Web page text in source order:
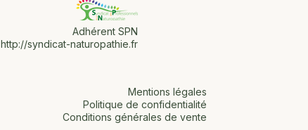
Adhérent SPN
http://syndicat-naturopathie.fr
Mentions légales
Politique de confidentialité
Conditions générales de vente